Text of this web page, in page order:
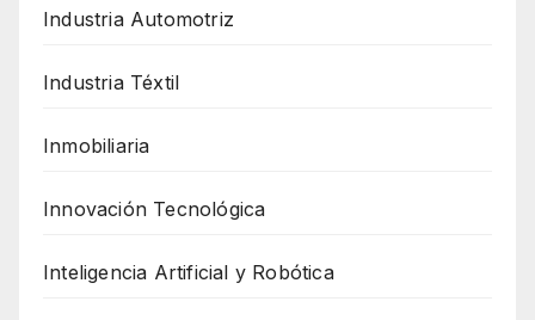
Industria Automotriz
Industria Téxtil
Inmobiliaria
Innovación Tecnológica
Inteligencia Artificial y Robótica